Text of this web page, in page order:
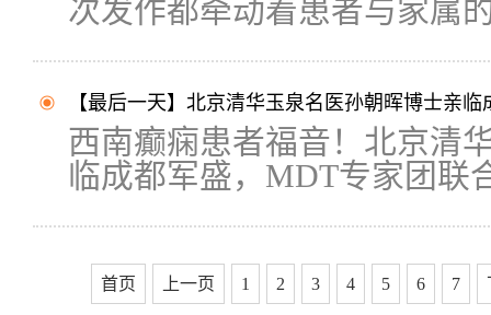
次发作都牵动着患者与家属
【最后一天】北京清华玉泉名医孙朝晖博士亲临
西南癫痫患者福音！北京清
临成都军盛，MDT专家团联
首页 上一页 1 2 3 4 5 6 7